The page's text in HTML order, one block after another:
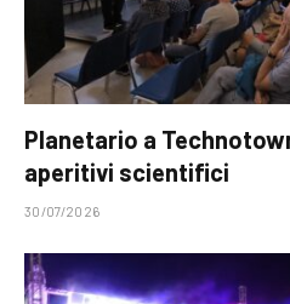
Planetario a
aperitivi scientifici
30/07/2026